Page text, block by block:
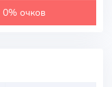
0% очков